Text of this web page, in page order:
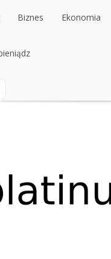
Biznes
Biznes
Ekonomia